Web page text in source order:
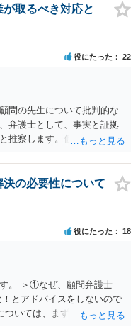
もよりますが、顧問弁護士
不足の程度が解雇を有効と
ます。 例えば、無断欠勤を
には一発で解雇した場合で
たしかに能力不足のみの場
るを得ません。 なお、懲戒
停止等解雇よりも軽い処分
されない場合には解雇に踏
雇が有効と判断される可能
ら直ちに解雇しやすいとい
社員の場合は雇用契約上、
不足か否かの判断が給与の
れる結果、解雇の有効性の
と考えます。 もっとも、高
ハードルは相応に高いもの
観点からは、会社側として
する、試用期間付を設け
あり得るかと存じます。
用面によっては実質的に雇
りますので顧問弁護士の先
）
取るべき対応と
役にたった 22
問の先生について批判的な
弁護士として、事実と証拠
推察します。仮に弁護士の
あれば、また、こちらにお
、弁護士のせいではなく、
であり、責任ではないかと
いことやリスクをいくらお
者や依頼者はいますし、代
決めるのは依頼者ですか
護士にあるわけではない、
場合、仕事をしていて心地
ることもありますが、最終
続けることもあります。 ご
針に疑問を持ち、それによ
会社がたち行かなくなると
の必要性について
役にたった 18
。 ＞①なぜ、顧問弁護士
とアドバイスをしないので
ついては、まず基本的に顧問